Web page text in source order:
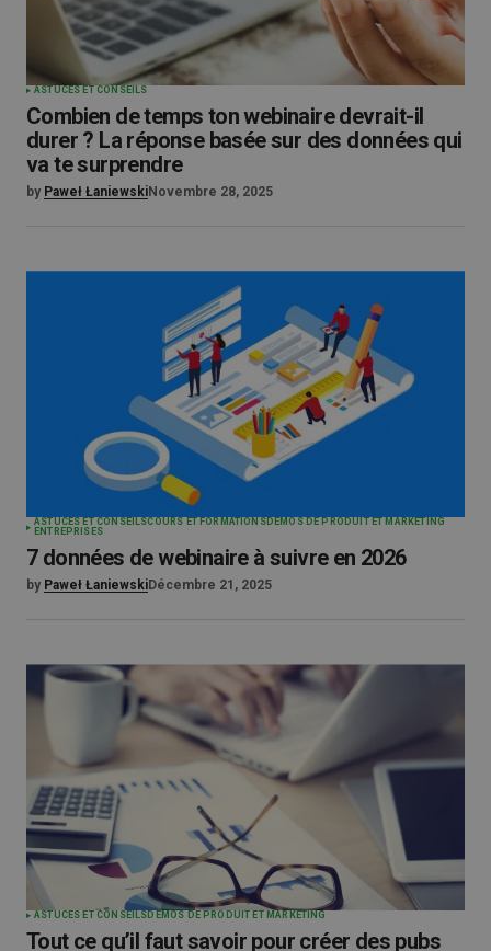
ASTUCES ET CONSEILS
Combien de temps ton webinaire devrait-il
durer ? La réponse basée sur des données qui
va te surprendre
by Paweł ŁaniewskiNovembre 28, 2025
ASTUCES ET CONSEILSCOURS ET FORMATIONSDÉMOS DE PRODUIT ET MARKETING
ENTREPRISES
7 données de webinaire à suivre en 2026
by Paweł ŁaniewskiDécembre 21, 2025
ASTUCES ET CONSEILS DÉMOS DE PRODUIT ET MARKETING
Tout ce qu’il faut savoir pour créer des pubs